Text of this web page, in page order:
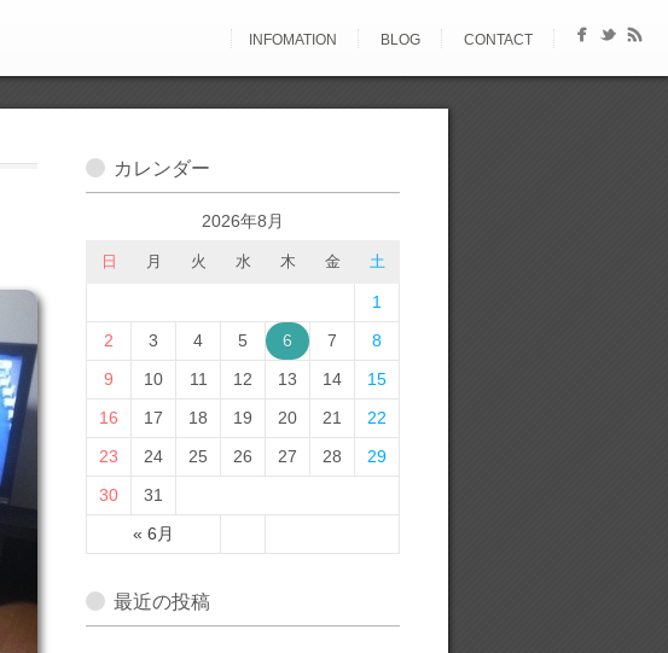
INFOMATION BLOG CONTACT
カレンダー
2026年8月
日 月 火 水 木 金 土
« 6月
1
2
3 4 5 6 7
8
9
10 11 12 13 14
15
16
17 18 19 20 21
22
23
24 25 26 27 28
29
30
31
最近の投稿